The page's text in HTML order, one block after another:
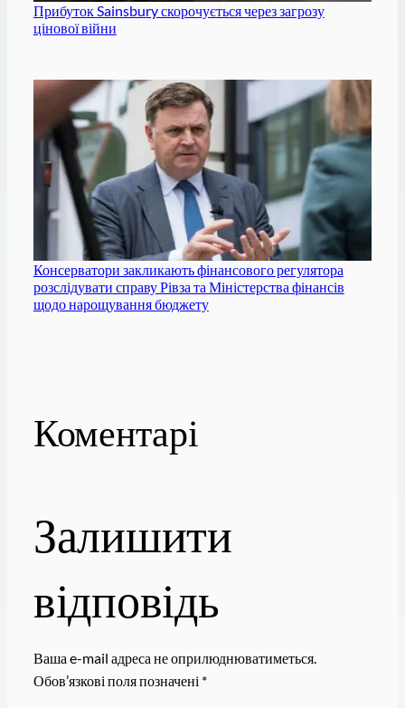
Прибуток Sainsbury скорочується через загрозу
цінової війни
Консерватори закликають фінансового регулятора
розслідувати справу Рівза та Міністерства фінансів
щодо нарощування бюджету
Коментарі
Залишити
відповідь
Ваша e-mail адреса не оприлюднюватиметься.
Обов’язкові поля позначені *